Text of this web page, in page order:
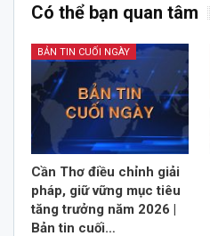
Có thể bạn quan tâm
BẢN TIN CUỐI NGÀY
Cần Thơ điều chỉnh giải
pháp, giữ vững mục tiêu
tăng trưởng năm 2026 |
Bản tin cuối…